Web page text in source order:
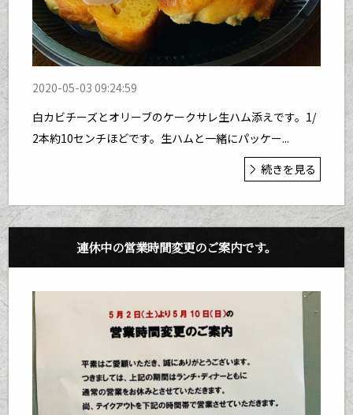
2020-05-03 09:24:59
白カビチーズとオリーブのケークサレ生ハム添えです。1/
2本約10センチほどです。生ハムと一緒にパッケー...
続きを見る
連休中の営業時間変更のご案内です。